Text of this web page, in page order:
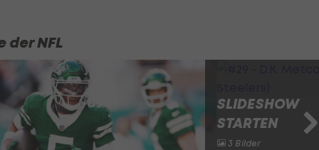
NFL
SLIDESHOW
STARTEN
3 Bilder